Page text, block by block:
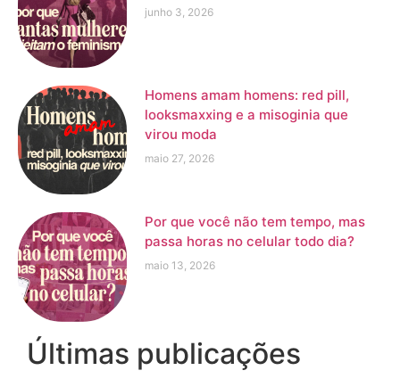
junho 3, 2026
Homens amam homens: red pill,
looksmaxxing e a misoginia que
virou moda
maio 27, 2026
Por que você não tem tempo, mas
passa horas no celular todo dia?
maio 13, 2026
Últimas publicações